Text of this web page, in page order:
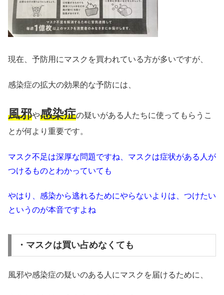
現在、予防用にマスクを買われている方が多いですが、
感染症の拡大の効果的な予防には、
風邪や感染症の疑いがある人たちに使ってもらうこ
とが何より重要です。
マスク不足は深厚な問題ですね、マスクは症状がある人が
つけるものとわかっていても
やはり、感染から逃れるためにやらないよりは、つけたい
というのが本音ですよね
・マスクは買い占めなくても
風邪や感染症の疑いのある人にマスクを届けるために、